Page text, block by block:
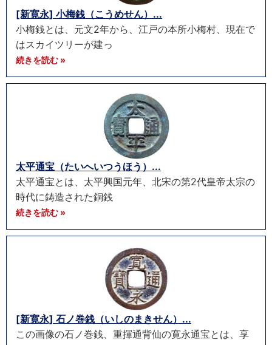
[新寛永] 小梅銭（こうめせん）...
小梅銭とは、元文2年から、江戸の本所小梅村、現在で
はスカイツリーが建っ
続きを読む »
太平通宝（たいへいつうほう）...
太平通宝とは、太平興国元年、北宋の第2代皇帝太宗の
時代に鋳造された銅銭
続きを読む »
[新寛永] 石ノ巻銭（いしのまきせん）...
この画像の石ノ巻銭、重揮通背仙の寛永通宝とは、享